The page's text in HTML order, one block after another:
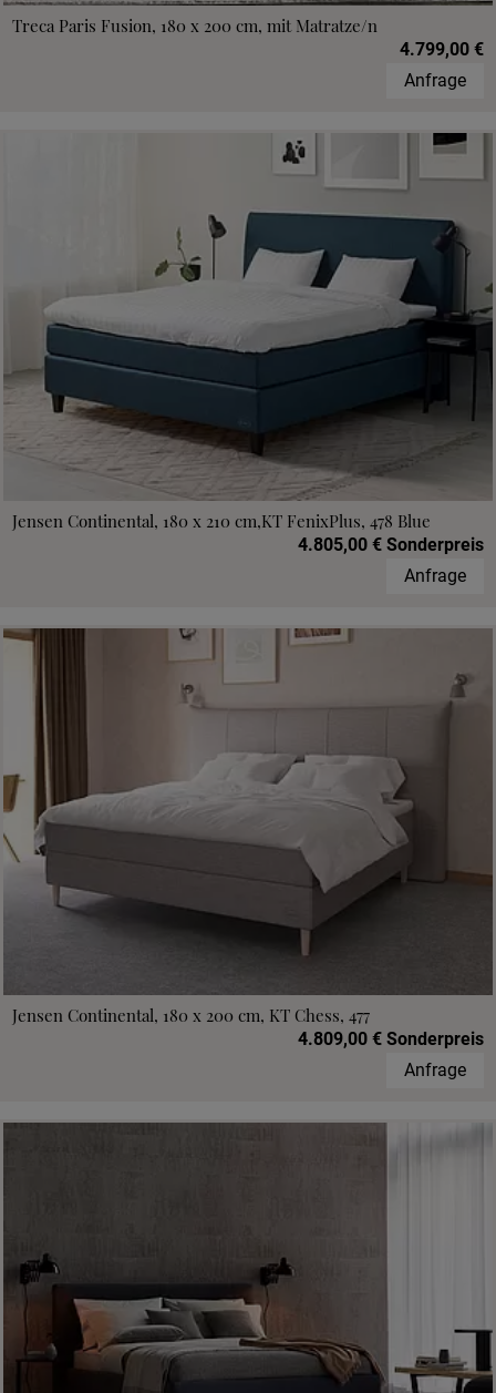
Treca Paris Fusion, 180 x 200 cm, mit Matratze/n
4.799,00 €
Anfrage
Jensen Continental, 180 x 210 cm,KT FenixPlus, 478 Blue
4.805,00 € Sonderpreis
Anfrage
Jensen Continental, 180 x 200 cm, KT Chess, 477
4.809,00 € Sonderpreis
Anfrage